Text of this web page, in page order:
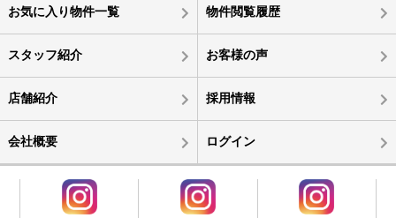
お気に入り物件一覧 物件閲覧履歴
スタッフ紹介 お客様の声
店舗紹介 採用情報
会社概要 ログイン